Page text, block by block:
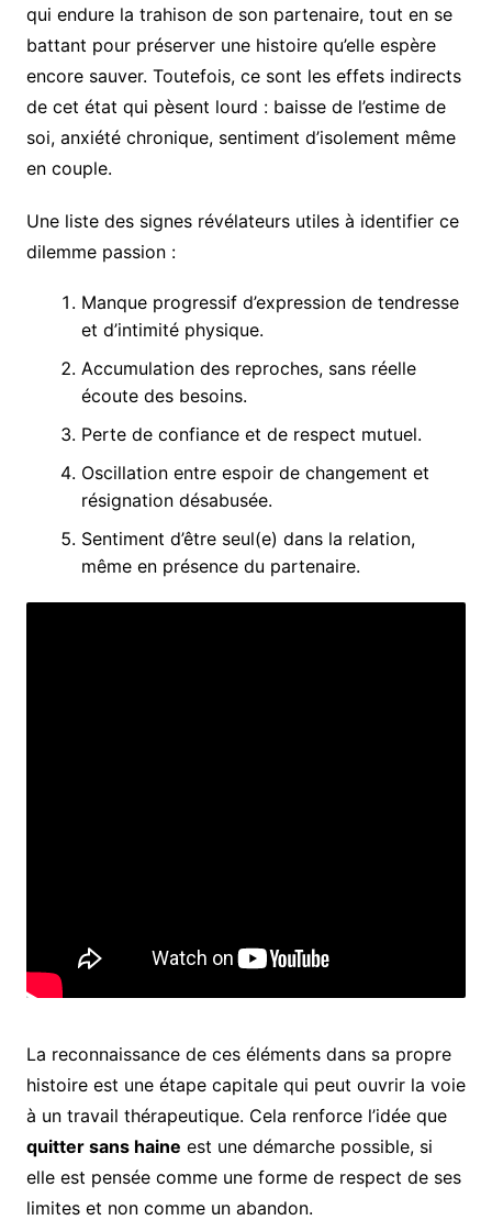
qui endure la trahison de son partenaire, tout en se
battant pour préserver une histoire qu’elle espère
encore sauver. Toutefois, ce sont les effets indirects
de cet état qui pèsent lourd : baisse de l’estime de
soi, anxiété chronique, sentiment d’isolement même
en couple.
Une liste des signes révélateurs utiles à identifier ce
dilemme passion :
Manque progressif d’expression de tendresse
et d’intimité physique.
Accumulation des reproches, sans réelle
écoute des besoins.
Perte de confiance et de respect mutuel.
Oscillation entre espoir de changement et
résignation désabusée.
Sentiment d’être seul(e) dans la relation,
même en présence du partenaire.
La reconnaissance de ces éléments dans sa propre
histoire est une étape capitale qui peut ouvrir la voie
à un travail thérapeutique. Cela renforce l’idée que
quitter sans haine est une démarche possible, si
elle est pensée comme une forme de respect de ses
limites et non comme un abandon.